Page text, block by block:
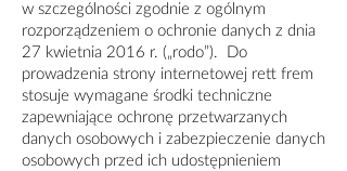
w szczególności zgodnie z ogólnym
rozporządzeniem o ochronie danych z dnia
27 kwietnia 2016 r. („rodo”). Do
prowadzenia strony internetowej rett frem
stosuje wymagane środki techniczne
zapewniające ochronę przetwarzanych
danych osobowych i zabezpieczenie danych
osobowych przed ich udostępnieniem